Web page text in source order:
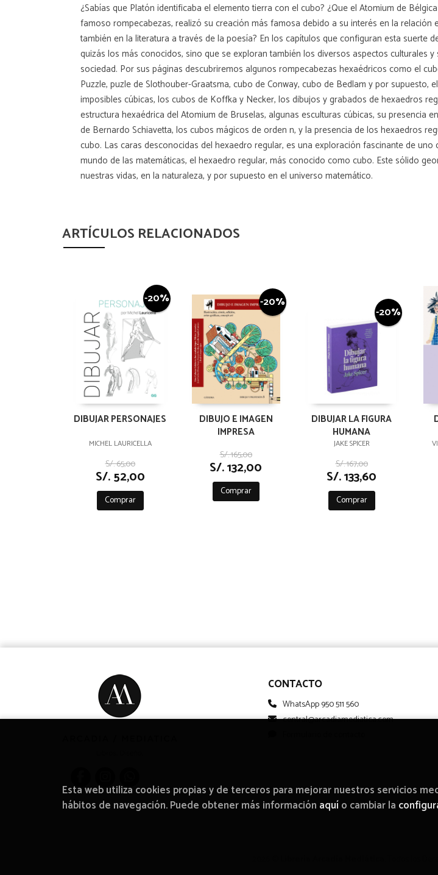
¿Sabías que Platón identificaba el elemento tierra con el cubo? ¿Que el Atomium de
famoso rompecabezas, realizó su creación más famosa debido a su interés en la
también en la literatura a través de la poesía? En los capítulos que configuran esta
quizás los más conocidos, sino que se exploran también los diversos aspectos culturales
sociedad. Por sus páginas descubriremos algunos rompecabezas hexaédricos como el
Puzzle, puzle de Slothouber-Graatsma, cubo de Conway, cubo de Bedlam y por
imposibles cúbicas, los cubos de Koffka y Necker, los dibujos y grabados de hexaedros
estructura hexaédrica del Atomium de Bruselas, algunas esculturas cúbicas, su presencia
de Bernardo Schiavetta, los cubos mágicos de orden n, y la presencia de los hexaedros
cubo. Las caras desconocidas del hexaedro regular, es una exploración fascinante de
mundo de las matemáticas, el hexaedro regular, más conocido como cubo. Este sólido
nuestras vidas, en la naturaleza, y por supuesto en el universo matemático.
ARTÍCULOS RELACIONADOS
-20%
DIBUJAR PERSONAJES
MICHEL LAURICELLA
S/. 65,00
S/. 52,00
Comprar
-20%
DIBUJO E IMAGEN
IMPRESA
S/. 165,00
S/. 132,00
Comprar
-20%
DIBUJAR LA FIGURA
HUMANA
JAKE SPICER
S/. 167,00
S/. 133,60
Comprar
CONTACTO
WhatsApp 950 511 560
central@arcadiamediatica.com
Esta web utiliza cookies propias y de terceros para mejorar nuestros servicios
hábitos de navegación. Puede obtener más información aquío cambiar la